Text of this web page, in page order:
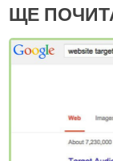
ЩЕ